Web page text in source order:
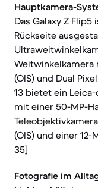
Hauptkamera-
Das Galaxy Z
Rückseite
(OIS) und Dual
13 bietet ein
mit einer 50-MP-
(OIS) und einer
35]
Fotografie im